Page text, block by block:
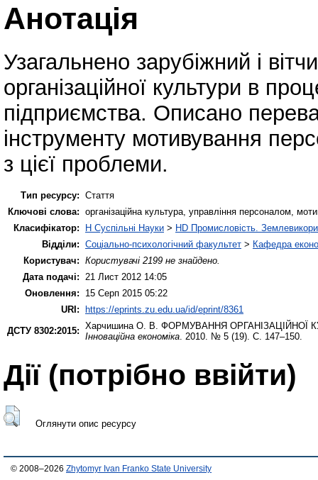
Анотація
Узагальнено зарубіжний і
організаційної культури в
підприємства. Описано
інструменту мотивування
з цієї проблеми.
Тип ресурсу: Стаття
Ключові слова: організаційна культура, управління персоналом,
Класифікатор:
H Суспільні Науки > HD Промисловість.
Відділи: Соціально-психологічний факультет > Кафедра
Користувач: Користувачі 2199 не знайдено.
Дата подачі:
21 Лист 2012 14:05
Оновлення:
15 Серп 2015 05:22
URI: https://eprints.zu.edu.ua/id/eprint/8361
ДСТУ 8302:2015: Харчишина О. В. ФОРМУВАННЯ ОРГАНІЗАЦІЙНОЇ
Інноваційна економіка . 2010. № 5 (19). С. 147–150.
Дії ​​(потрібно ввійти)
Оглянути опис ресурсу
© 2008–2026 Zhytomyr Ivan Franko State University